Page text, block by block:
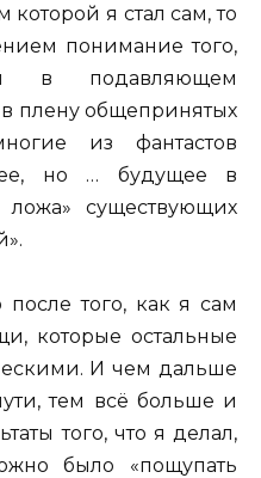
которой я стал сам, то
понимание того,
в подавляющем
плену общепринятых
из фантастов
но … будущее в
ложа» существующих
того, как я сам
которые остальные
И чем дальше
тем всё больше и
того, что я делал,
было «пощупать